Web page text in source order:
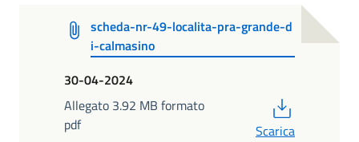
scheda-nr-49-localita-pra-grande-d
i-calmasino
30-04-2024
Allegato 3.92 MB formato
pdf
Scarica